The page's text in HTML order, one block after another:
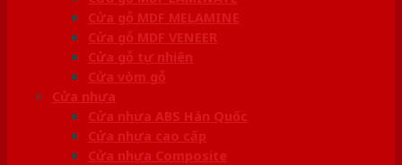
Cửa gỗ MDF MELAMINE
Cửa gỗ MDF VENEER
Cửa gỗ tự nhiên
Cửa vòm gỗ
Cửa nhựa
Cửa nhựa ABS Hàn Quốc
Cửa nhựa cao cấp
Cửa nhựa Composite